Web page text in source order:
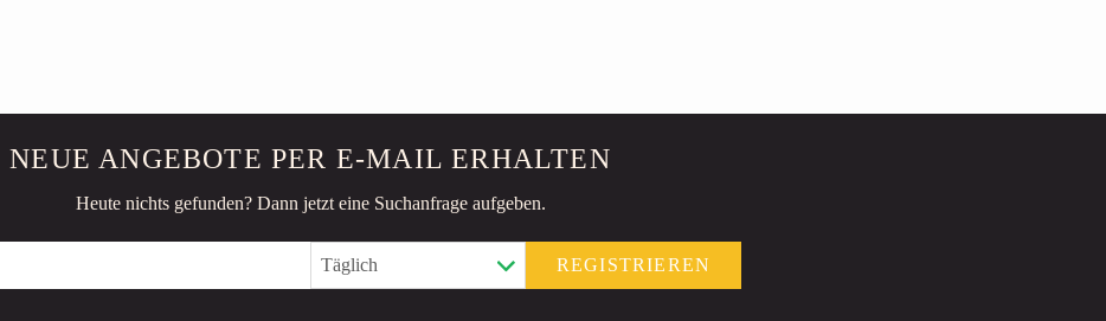
NEUE ANGEBOTE PER E-MAIL ERHALTEN
Heute nichts gefunden? Dann jetzt eine Suchanfrage aufgeben.
REGISTRIEREN